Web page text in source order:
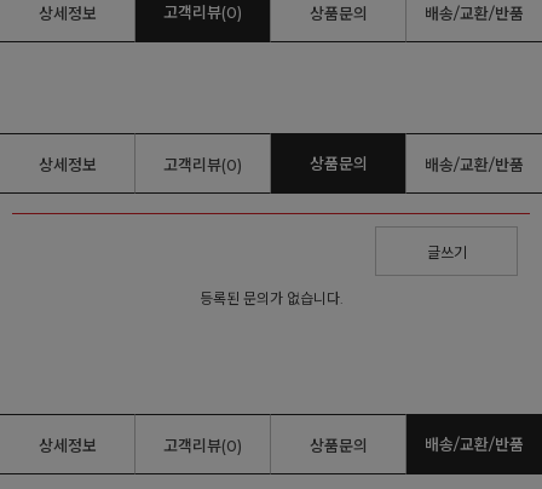
상세정보 고객리뷰(0) 상품문의 배송/교환/반품
상세정보 고객리뷰(0) 상품문의 배송/교환/반품
글쓰기
등록된 문의가 없습니다.
상세정보 고객리뷰(0) 상품문의 배송/교환/반품